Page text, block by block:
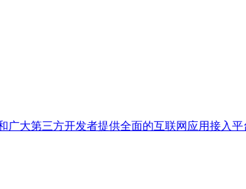
大第三方开发者提供全面的互联网应用接入平